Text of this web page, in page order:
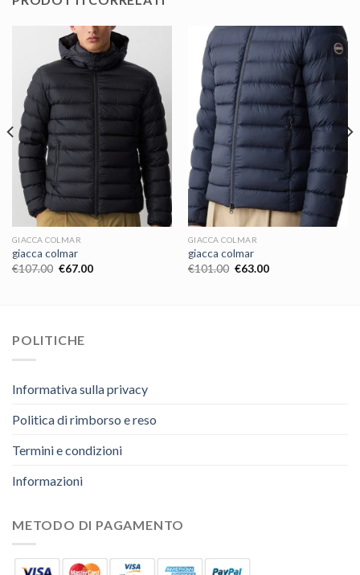
GIACCA COLMAR
giacca colmar
€107.00 €67.00
GIACCA COLMAR
giacca colmar
€101.00 €63.00
POLITICHE
Informativa sulla privacy
Politica di rimborso e reso
Termini e condizioni
Informazioni
METODO DI PAGAMENTO